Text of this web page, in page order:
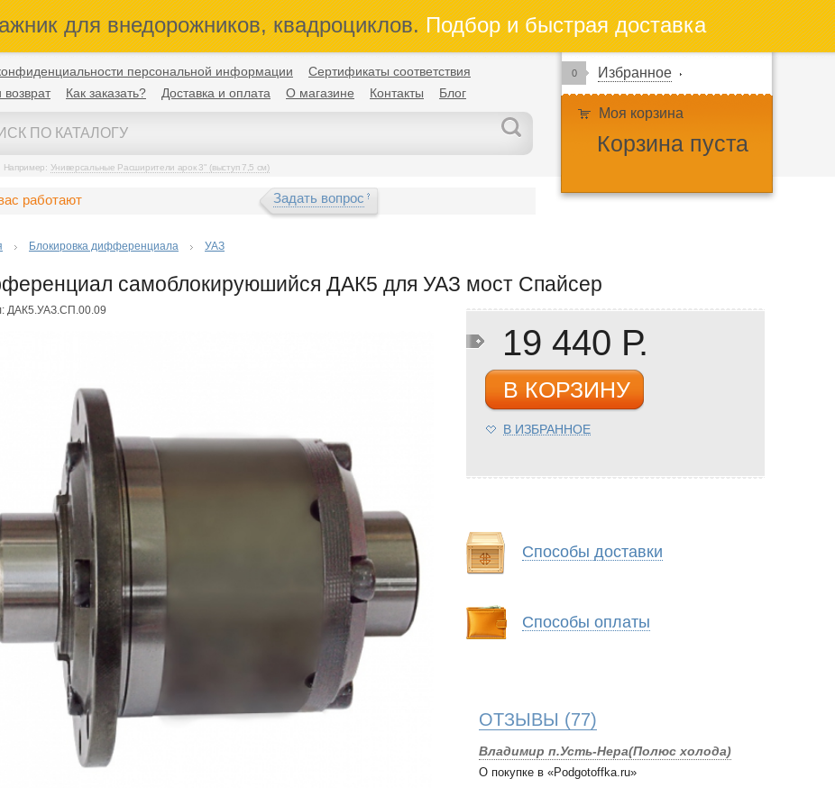
для внедорожников, квадроциклов.Подбор и быстрая доставка
персональной информации
Сертификаты соответствия
возврат
Как заказать? Доставка и оплата О магазине Контакты Блог
Например: Универсальные Расширители арок 3" (выступ 7,5 см)
0 Избранное
Моя корзина
Корзина пуста
работают Задать вопрос
Блокировка дифференциала УАЗ
самоблокируюшийся ДАК5 для УАЗ мост Спайсер
ДАК5.УАЗ.СП.00.09
19 440 Р.
В КОРЗИНУ
В ИЗБРАННОЕ
Способы доставки
Способы оплаты
ОТЗЫВЫ (77)
Владимир п.Усть-Нера(Полюс холода)
О покупке в «Podgotoffka.ru»